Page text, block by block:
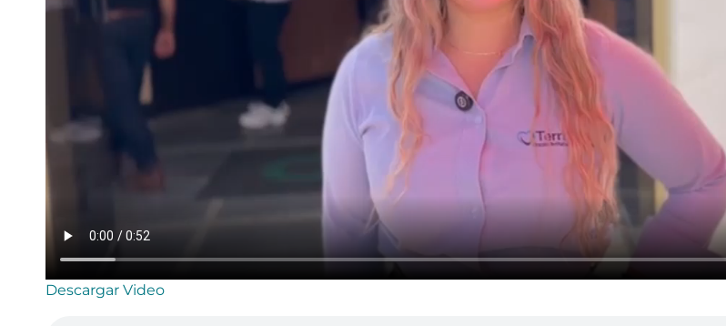
Descargar Video